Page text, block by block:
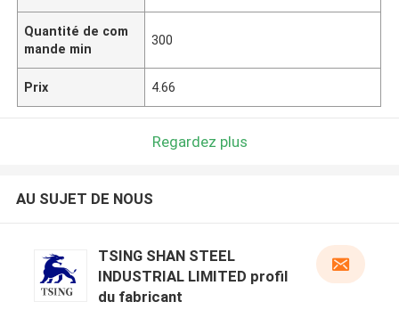
Quantité de com
mande min
300
Prix 4.66
Regardez plus
AU SUJET DE NOUS
TSING SHAN STEEL
INDUSTRIAL LIMITED profil
du fabricant